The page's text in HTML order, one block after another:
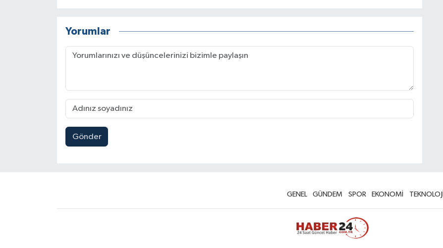
Yorumlar
Gönder
GENEL GÜNDEM SPOR EKONOMİ